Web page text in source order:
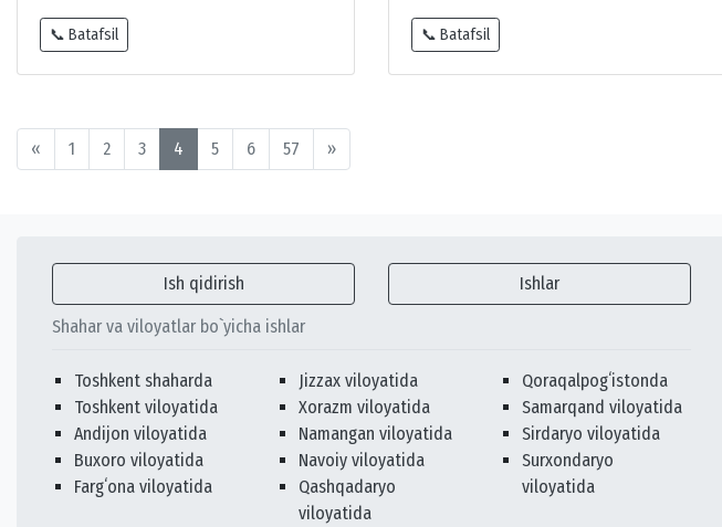
📞 Batafsil 📞 Batafsil
« 1 2 3 4 5 6 57 »
Ish qidirish Ishlar
Shahar va viloyatlar bo`yicha ishlar
Toshkent shaharda
Toshkent viloyatida
Andijon viloyatida
Buxoro viloyatida
Fargʻona viloyatida
Jizzax viloyatida
Xorazm viloyatida
Namangan viloyatida
Navoiy viloyatida
Qashqadaryo
viloyatida
Qoraqalpogʻistonda
Samarqand viloyatida
Sirdaryo viloyatida
Surxondaryo
viloyatida